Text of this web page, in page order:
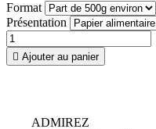
Format
Présentation
 Ajouter au panier
ADMIREZ